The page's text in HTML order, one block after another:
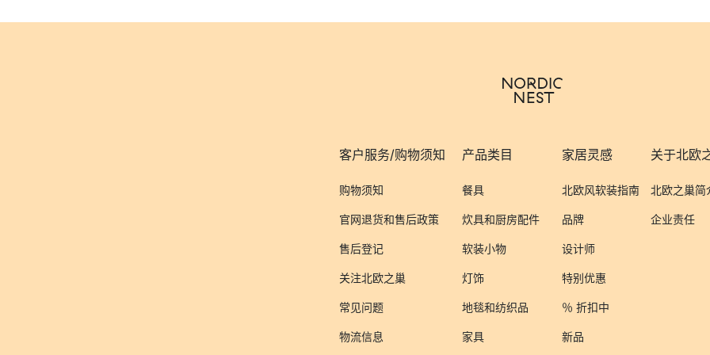
客户服务/购物须知
购物须知
官网退货和售后政策
售后登记
关注北欧之巢
常见问题
物流信息
产品类目
餐具
炊具和厨房配件
软装小物
灯饰
地毯和纺织品
家具
家居灵感
北欧风软装指南
品牌
设计师
特别优惠
％ 折扣中
新品
关于北欧
北欧之巢简
企业责任